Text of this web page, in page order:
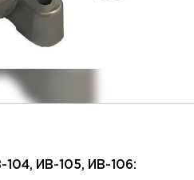
ИВ-105, ИВ-106: